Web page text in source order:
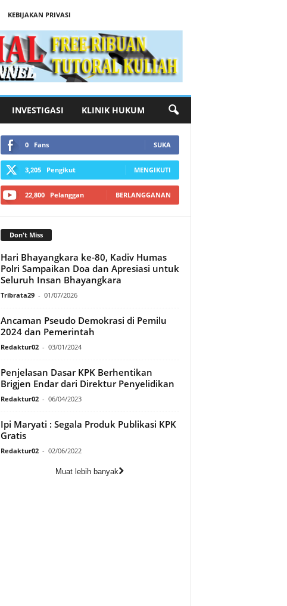
KEBIJAKAN PRIVASI
INVESTIGASI KLINIK HUKUM
0 Fans SUKA
3,205 Pengikut MENGIKUTI
22,800 Pelanggan BERLANGGANAN
Don't Miss
Hari Bhayangkara ke-80, Kadiv Humas
Polri Sampaikan Doa dan Apresiasi untuk
Seluruh Insan Bhayangkara
Tribrata29 - 01/07/2026
Ancaman Pseudo Demokrasi di Pemilu
2024 dan Pemerintah
Redaktur02 - 03/01/2024
Penjelasan Dasar KPK Berhentikan
Brigjen Endar dari Direktur Penyelidikan
Redaktur02 - 06/04/2023
Ipi Maryati : Segala Produk Publikasi KPK
Gratis
Redaktur02 - 02/06/2022
Muat lebih banyak